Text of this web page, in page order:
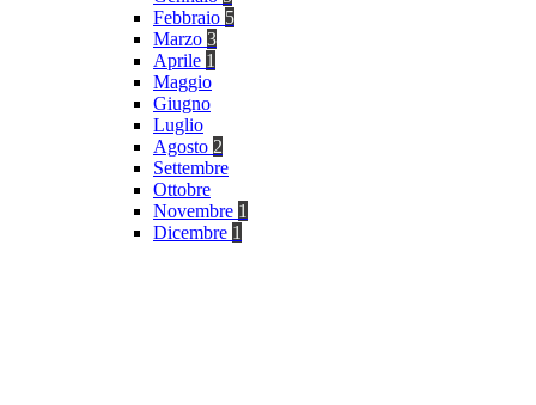
Febbraio 5
Marzo 3
Aprile 1
Maggio
Giugno
Luglio
Agosto 2
Settembre
Ottobre
Novembre 1
Dicembre 1